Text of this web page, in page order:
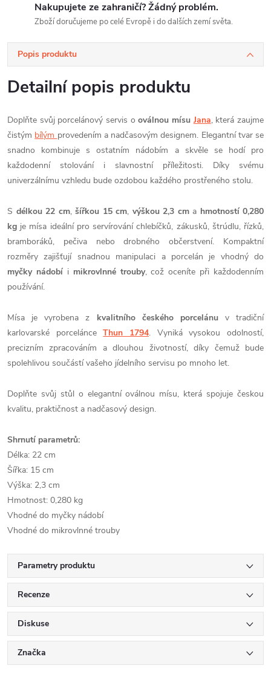
Nakupujete ze zahraničí? Žádný problém.
Zboží doručujeme po celé Evropě i do dalších zemí světa.
Popis produktu
Detailní popis produktu
Doplňte svůj porcelánový servis ooválnou mísu Jana, která zaujme
čistým bílým provedením a nadčasovým designem. Elegantní tvar se
snadno kombinuje s ostatním nádobím a skvěle se hodí pro
každodenní stolování i slavnostní příležitosti. Díky svému
univerzálnímu vzhledu bude ozdobou každého prostřeného stolu.
S délkou 22 cm, šířkou 15 cm, výškou 2,3 cma hmotností 0,280
kg je mísa ideální pro servírování chlebíčků, zákusků, štrúdlu, řízků,
bramboráků, pečiva nebo drobného občerstvení. Kompaktní
rozměry zajišťují snadnou manipulaci a porcelán je vhodný do
myčky nádobíi mikrovlnné trouby, což oceníte při každodenním
používání.
Mísa je vyrobena z kvalitního českého porcelánuv tradiční
karlovarské porcelánceThun 1794. Vyniká vysokou odolností,
precizním zpracováním a dlouhou životností, díky čemuž bude
spolehlivou součástí vašeho jídelního servisu po mnoho let.
Doplňte svůj stůl o elegantní oválnou mísu, která spojuje českou
kvalitu, praktičnost a nadčasový design.
Shrnutí parametrů:
Délka: 22 cm
Šířka: 15 cm
Výška: 2,3 cm
Hmotnost: 0,280 kg
Vhodné do myčky nádobí
Vhodné do mikrovlnné trouby
Parametry produktu
Recenze
Diskuse
Značka